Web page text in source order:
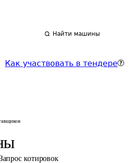
Найти машины
Как участвовать в тендере
котировок